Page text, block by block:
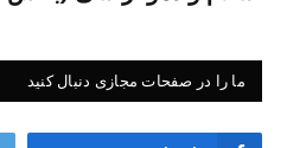
ما را در صفحات مجازی دنبال کنید